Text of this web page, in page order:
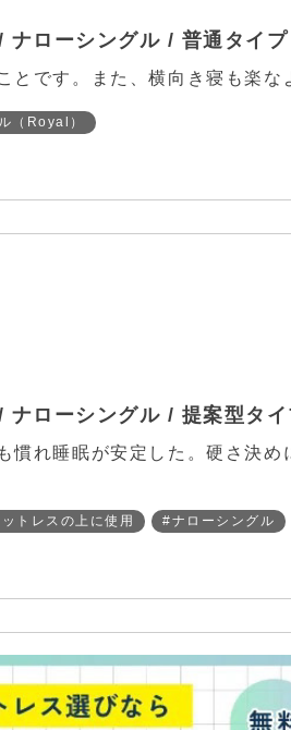
ナローシングル / 普通タイプ
です。また、横向き寝も楽な
（Royal）
ローシングル / 提案型タイ
慣れ睡眠が安定した。硬さ決め
トレスの上に使用 #ナローシングル